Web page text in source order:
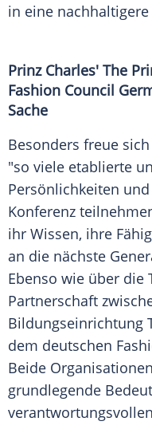
in eine
Prinz Charles' The
Fashion Council
Sache
Besonders freue
"so viele etablierte
Persönlichkeiten
Konferenz
ihr Wissen, ihre
an die nächste
Ebenso wie über die
Partnerschaft
Bildungseinrichtung
dem deutschen
Beide
grundlegende